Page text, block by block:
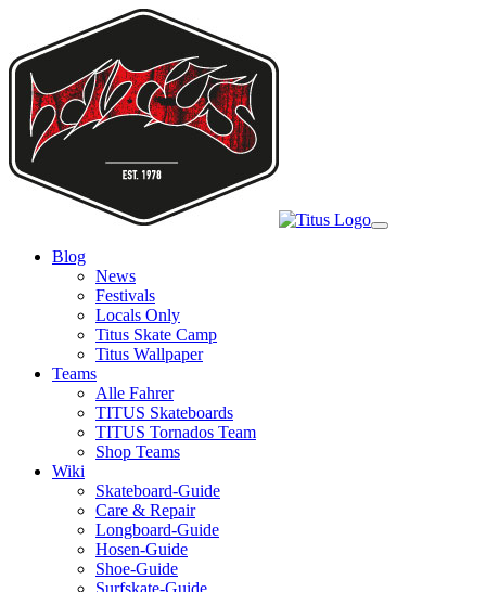
main
content
Toggle
Blog
News
Festivals
Locals Only
Titus Skate Camp
Titus Wallpaper
Teams
Alle Fahrer
TITUS Skateboards
TITUS Tornados Team
Shop Teams
Wiki
Skateboard-Guide
Care & Repair
Longboard-Guide
Hosen-Guide
Shoe-Guide
Surfskate-Guide